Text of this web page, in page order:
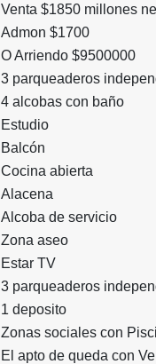
Venta $1850 millones
Admon $1700
O Arriendo $9500000
3 parqueaderos
4 alcobas con baño
Estudio
Balcón
Cocina abierta
Alacena
Alcoba de servicio
Zona aseo
Estar TV
3 parqueaderos
1 deposito
Zonas sociales con
El apto de queda con